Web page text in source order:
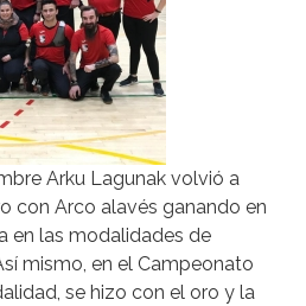
Arku Lagunak volvió a
con Arco alavés ganando en
en las modalidades de
mismo, en el Campeonato
se hizo con el oro y la